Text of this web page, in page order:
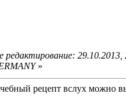
редактирование:
»
рецепт вслух можно